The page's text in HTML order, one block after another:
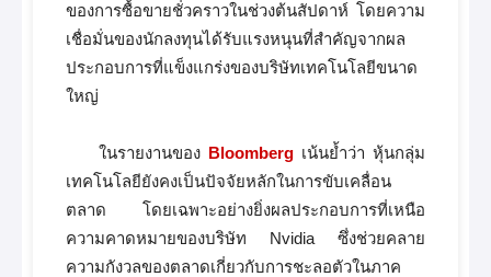
ของการซื้อขายชั่วคราวในช่วงต้นสัปดาห์ โดยความ
เชื่อมั่นของนักลงทุนได้รับแรงหนุนที่สำคัญจากผล
ประกอบการที่แข็งแกร่งของบริษัทเทคโนโลยีขนาด
ใหญ่
ในรายงานของ Bloomberg เน้นย้ำว่า หุ้นกลุ่ม
เทคโนโลยียังคงเป็นปัจจัยหลักในการขับเคลื่อน
ตลาด โดยเฉพาะอย่างยิ่งผลประกอบการที่เหนือ
ความคาดหมายของบริษัท Nvidia ซึ่งช่วยคลาย
ความกังวลของตลาดเกี่ยวกับการชะลอตัวในภาค